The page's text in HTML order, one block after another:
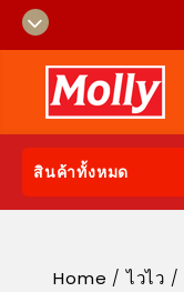
สินค้าทั้งหมด
Home /ไวไว /